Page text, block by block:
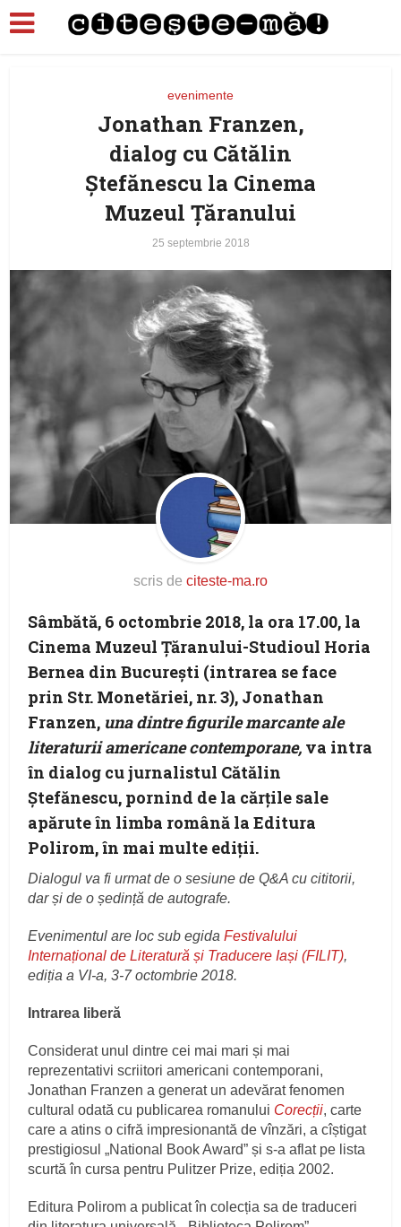
evenimente
Jonathan Franzen,
dialog cu Cătălin
Ștefănescu la Cinema
Muzeul Țăranului
25 septembrie 2018
scris de citeste-ma.ro
Sâmbătă, 6 octombrie 2018, la ora 17.00, la
Cinema Muzeul Țăranului-Studioul Horia
Bernea din București (intrarea se face
prin Str. Monetăriei, nr. 3), Jonathan
Franzen, una dintre figurile marcante ale
literaturii americane contemporane, va intra
în dialog cu jurnalistul Cătălin
Ștefănescu, pornind de la cărțile sale
apărute în limba română la Editura
Polirom, în mai multe ediții.
Dialogul va fi urmat de o sesiune de Q&A cu cititorii,
dar și de o ședință de autografe.
Evenimentul are loc sub egidaFestivalului
Internațional de Literatură și Traducere Iași (FILIT),
ediția a VI-a, 3-7 octombrie 2018.
Intrarea liberă
Considerat unul dintre cei mai mari și mai
reprezentativi scriitori americani contemporani,
Jonathan Franzen a generat un adevărat fenomen
cultural odată cu publicarea romanului Corecții, carte
care a atins o cifră impresionantă de vînzări, a cîștigat
prestigiosul „National Book Award” și s-a aflat pe lista
scurtă în cursa pentru Pulitzer Prize, ediția 2002.
Editura Polirom a publicat în colecția sa de traduceri